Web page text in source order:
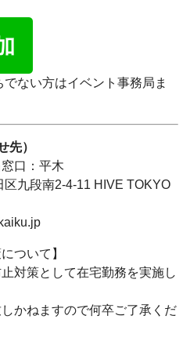
ない方はイベント事務局ま
先）
口：平木
九段南2-4-11 HIVE TOKYO
ついて】
対策として在宅勤務を実施し
かねますので何卒ご了承くだ